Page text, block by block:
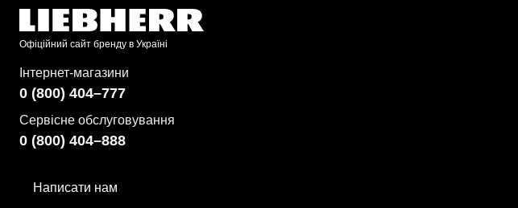
Офіційний сайт бренду в Україні
Інтернет-магазини
0 (800) 404–777
Сервісне обслуговування
0 (800) 404–888
Написати нам